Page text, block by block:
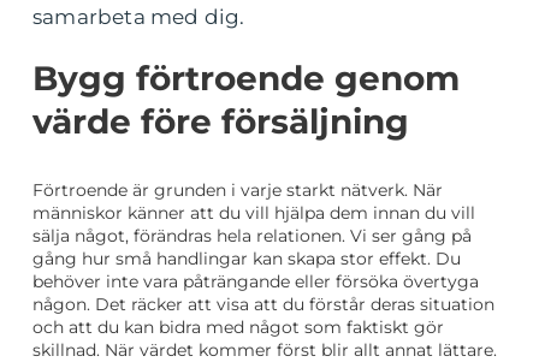
samarbeta med dig.
Bygg förtroende genom
värde före försäljning
Förtroende är grunden i varje starkt nätverk. När
människor känner att du vill hjälpa dem innan du vill
sälja något, förändras hela relationen. Vi ser gång på
gång hur små handlingar kan skapa stor effekt. Du
behöver inte vara påträngande eller försöka övertyga
någon. Det räcker att visa att du förstår deras situation
och att du kan bidra med något som faktiskt gör
skillnad. När värdet kommer först blir allt annat lättare.